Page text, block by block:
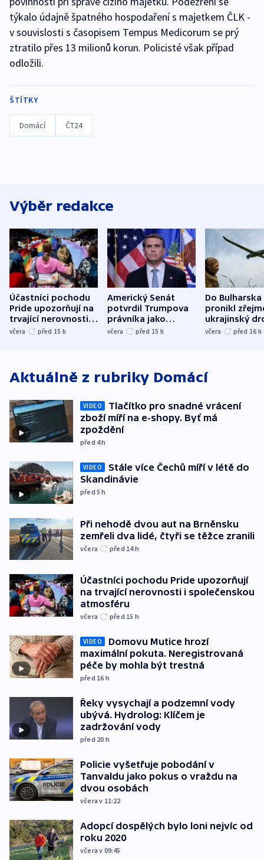
týkalo údajně špatného hospodaření s majetkem ČLK -
v souvislosti s časopisem Tempus Medicorum se prý
ztratilo přes 13 milionů korun. Policisté však případ
odložili.
ŠTÍTKY
Domácí ČT24
Výběr redakce
Účastníci pochodu
Pride upozorňují na
trvající nerovnosti i
společenskou
včera před 15 h
Americký Senát
potvrdil Trumpova
právníka jako
ministra
včera před 15 h
Do Bulharska
pronikl
ukrajinský
explodoval
včera před 16 h
Aktuálně z rubriky Domácí
VIDEO
Tlačítko pro snadné vrácení
zboží míří na e-shopy. Byť má
zpoždění
před 4h
VIDEO
Stále více Čechů míří v létě do
Skandinávie
před 5h
Při nehodě dvou aut na Brněnsku
zemřeli dva lidé, čtyři se těžce zranili
včera před 14h
Účastníci pochodu Pride upozorňují
na trvající nerovnosti i společenskou
atmosféru
včera před 15 h
VIDEO
Domovu Mutice hrozí
maximální pokuta. Neregistrovaná
péče by mohla být trestná
před 16 h
Řeky vysychají a podzemní vody
ubývá. Hydrolog: Klíčem je
zadržování vody
před 20 h
Policie vyšetřuje pobodání v
Tanvaldu jako pokus o vraždu na
dvou osobách
včera v 11:22
Adopcí dospělých bylo loni nejvíc od
roku 2020
včera v 09:45